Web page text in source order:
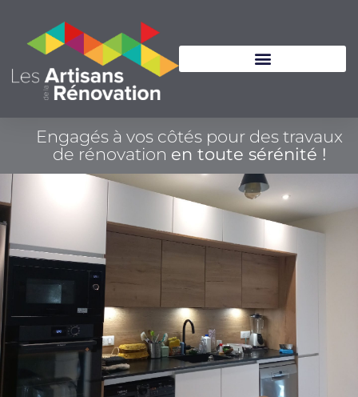
Engagés à vos côtés pour des travaux
de rénovation en toute sérénité !